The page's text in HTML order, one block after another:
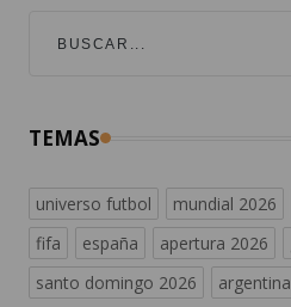
TEMAS
universo futbol mundial 2026
fifa
españa apertura 2026
santo domingo 2026
argentina